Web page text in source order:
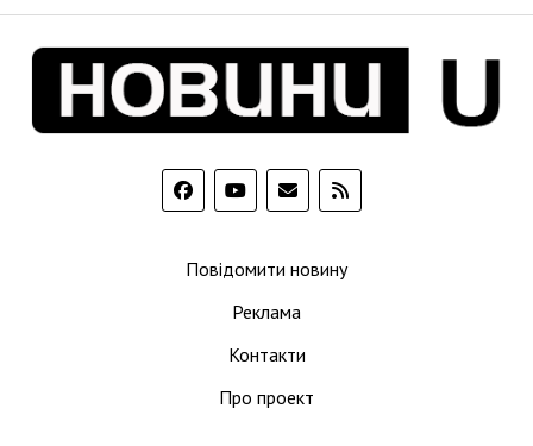
Повідомити новину
Реклама
Контакти
Про проект